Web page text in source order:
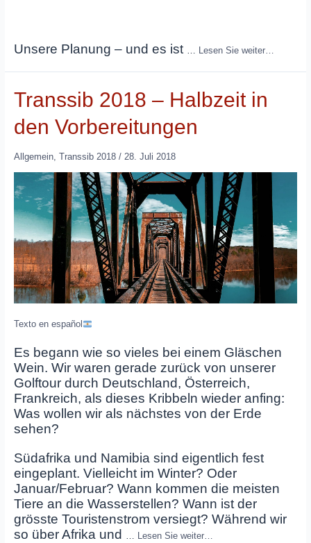
Unsere Planung – und es ist … Lesen Sie weiter…
Transsib 2018 – Halbzeit in
den Vorbereitungen
Allgemein, Transsib 2018/ 28. Juli 2018
Texto en español
Es begann wie so vieles bei einem Gläschen
Wein. Wir waren gerade zurück von unserer
Golftour durch Deutschland, Österreich,
Frankreich, als dieses Kribbeln wieder anfing:
Was wollen wir als nächstes von der Erde
sehen?
Südafrika und Namibia sind eigentlich fest
eingeplant. Vielleicht im Winter? Oder
Januar/Februar? Wann kommen die meisten
Tiere an die Wasserstellen? Wann ist der
grösste Touristenstrom versiegt? Während wir
so über Afrika und … Lesen Sie weiter…